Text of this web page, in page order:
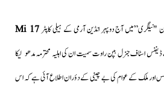
"نیلگری”میں آج دوپہر انڈین آرمی کے ہیلی کاپٹرMi 17
اسٹاف جنرل بپن راوت سمیت ان کی اہلیہ محترمہ مدھولیکا
اور ملک کے عوام کی بے چینی کے دؤران اطلاع آئی ہے کہ اس